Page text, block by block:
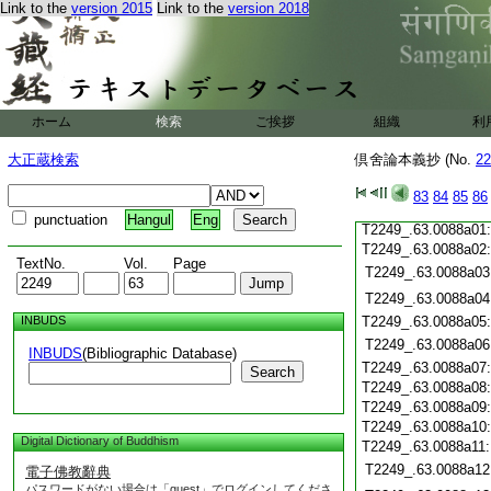
Link to the version 2015 Link to the version 2018
ホーム 検索 ご挨拶 組織 利
大正蔵検索
punctuation Hangul Eng
TextNo. Vol. Page
INBUDS
INBUDS(Bibliographic Database)
Search
Digital Dictionary of Buddhism
電子佛教辭典
倶舍論本義抄 (No.
83 84 85 86